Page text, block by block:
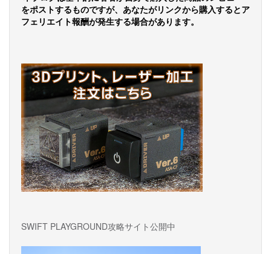
ー
シ
ン
をポストするものですが、あなたがリンクから購入するとア
フェリエイト報酬が発生する場合があります。
SWIFT PLAYGROUND攻略サイト公開中